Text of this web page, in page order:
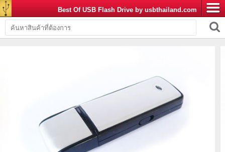
Best Of USB Flash Drive by usbthailand.com